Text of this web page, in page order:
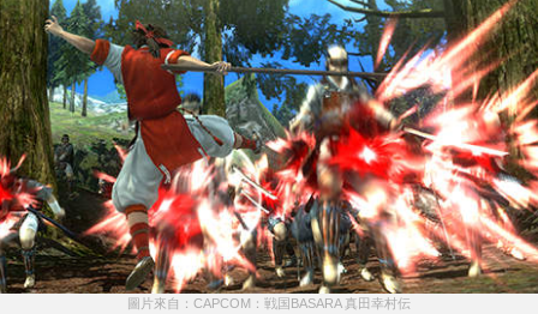
圖片來自：CAPCOM：戦国BASARA 真田幸村伝